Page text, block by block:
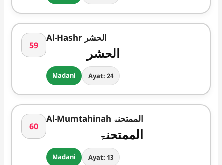
59
Al-Hashr الحشر
الحشر
Madani Ayat: 24
60
Al-Mumtahinah الممتحنۃ
الممتحنۃ
Madani Ayat: 13